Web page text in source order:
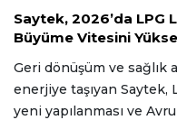
Saytek, 2026’da LPG
Büyüme Vitesini
Geri dönüşüm ve sağlık
enerjiye taşıyan Saytek,
yeni yapılanması ve